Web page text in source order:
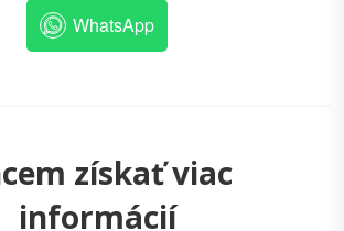
WhatsApp
získať viac
informácií